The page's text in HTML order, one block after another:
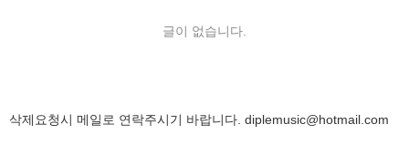
글이 없습니다.
삭제요청시 메일로 연락주시기 바랍니다. diplemusic@hotmail.com